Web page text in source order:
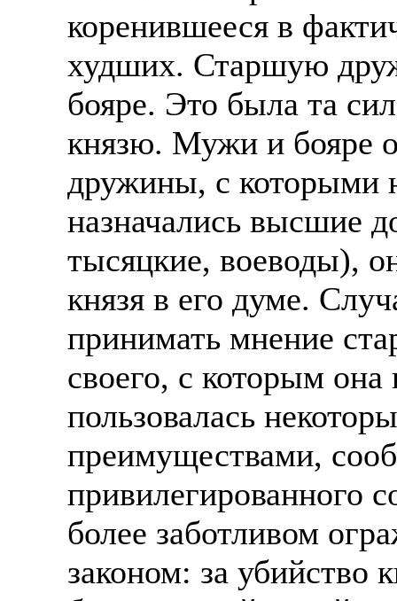
коренившееся в
худших. Старшую
бояре. Это была та
князю. Мужи и бояре
дружины, с которыми
назначались высшие
тысяцкие, воеводы),
князя в его думе.
принимать мнение
своего, с которым
пользовалась
преимуществами,
привилегированного
более заботливом
законом: за убийство